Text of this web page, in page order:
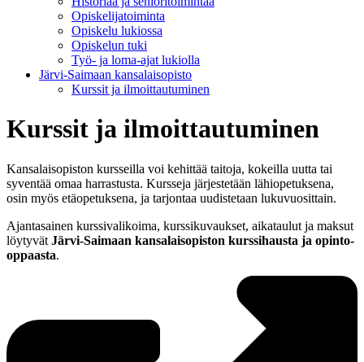
Opiskelijatoiminta
Opiskelu lukiossa
Opiskelun tuki
Työ- ja loma-ajat lukiolla
Järvi-Saimaan kansalaisopisto
Kurssit ja ilmoittautuminen
Kurssit ja ilmoittautuminen
Kansalaisopiston kursseilla voi kehittää taitoja, kokeilla uutta tai
syventää omaa harrastusta. Kursseja järjestetään lähiopetuksena,
osin myös etäopetuksena, ja tarjontaa uudistetaan lukuvuosittain.
Ajantasainen kurssivalikoima, kurssikuvaukset, aikataulut ja maksut
löytyvät Järvi-Saimaan kansalaisopiston kurssihausta ja opinto-
oppaasta.